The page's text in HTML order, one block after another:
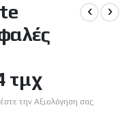
τμχ
την Αξιολόγηση σας